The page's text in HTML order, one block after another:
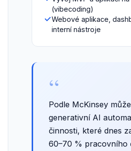
(vibecoding)
Webové aplikace,
interní nástroje
“
Podle McKinsey může
generativní AI
činnosti, které dnes
60–70 % pracovního